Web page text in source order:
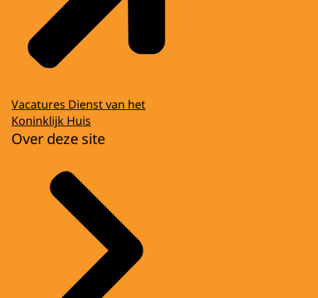
Vacatures Dienst van het
Koninklijk Huis
Over deze site